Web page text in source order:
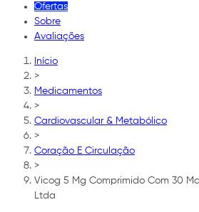
Ofertas
Sobre
Avaliações
Início
>
Medicamentos
>
Cardiovascular & Metabólico
>
Coração E Circulação
>
Vicog 5 Mg Comprimido Com 30
Ltda